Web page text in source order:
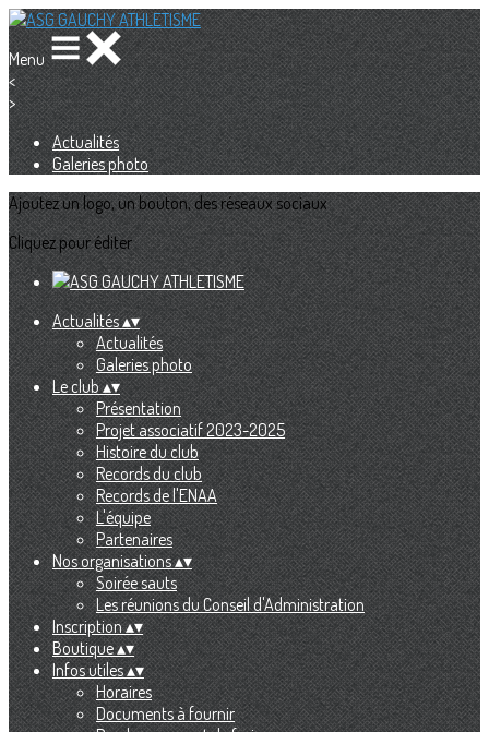
Menu
<
>
Actualités
Galeries photo
Ajoutez un logo, un bouton, des réseaux sociaux
Cliquez pour éditer
Actualités▴▾
Actualités
Galeries photo
Le club▴▾
Présentation
Projet associatif 2023-2025
Histoire du club
Records du club
Records de l'ENAA
L'équipe
Partenaires
Nos organisations▴▾
Soirée sauts
Les réunions du Conseil d'Administration
Inscription▴▾
Boutique▴▾
Infos utiles▴▾
Horaires
Documents à fournir